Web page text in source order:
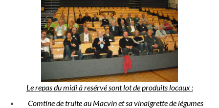
Le repas du midi à resérvé sont lot de produits locaux :
Comtine de truite au Macvin et sa vinaigrette de légumes